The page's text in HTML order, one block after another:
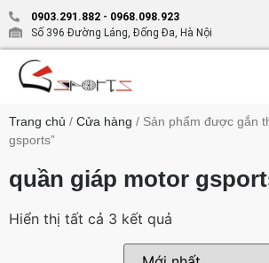
0903.291.882 - 0968.098.923
Số 396 Đường Láng, Đống Đa, Hà Nội
Trang chủ / Cửa hàng / Sản phẩm được gắn
gsports”
quần giáp motor
Hiển thị tất cả 3 kết quả